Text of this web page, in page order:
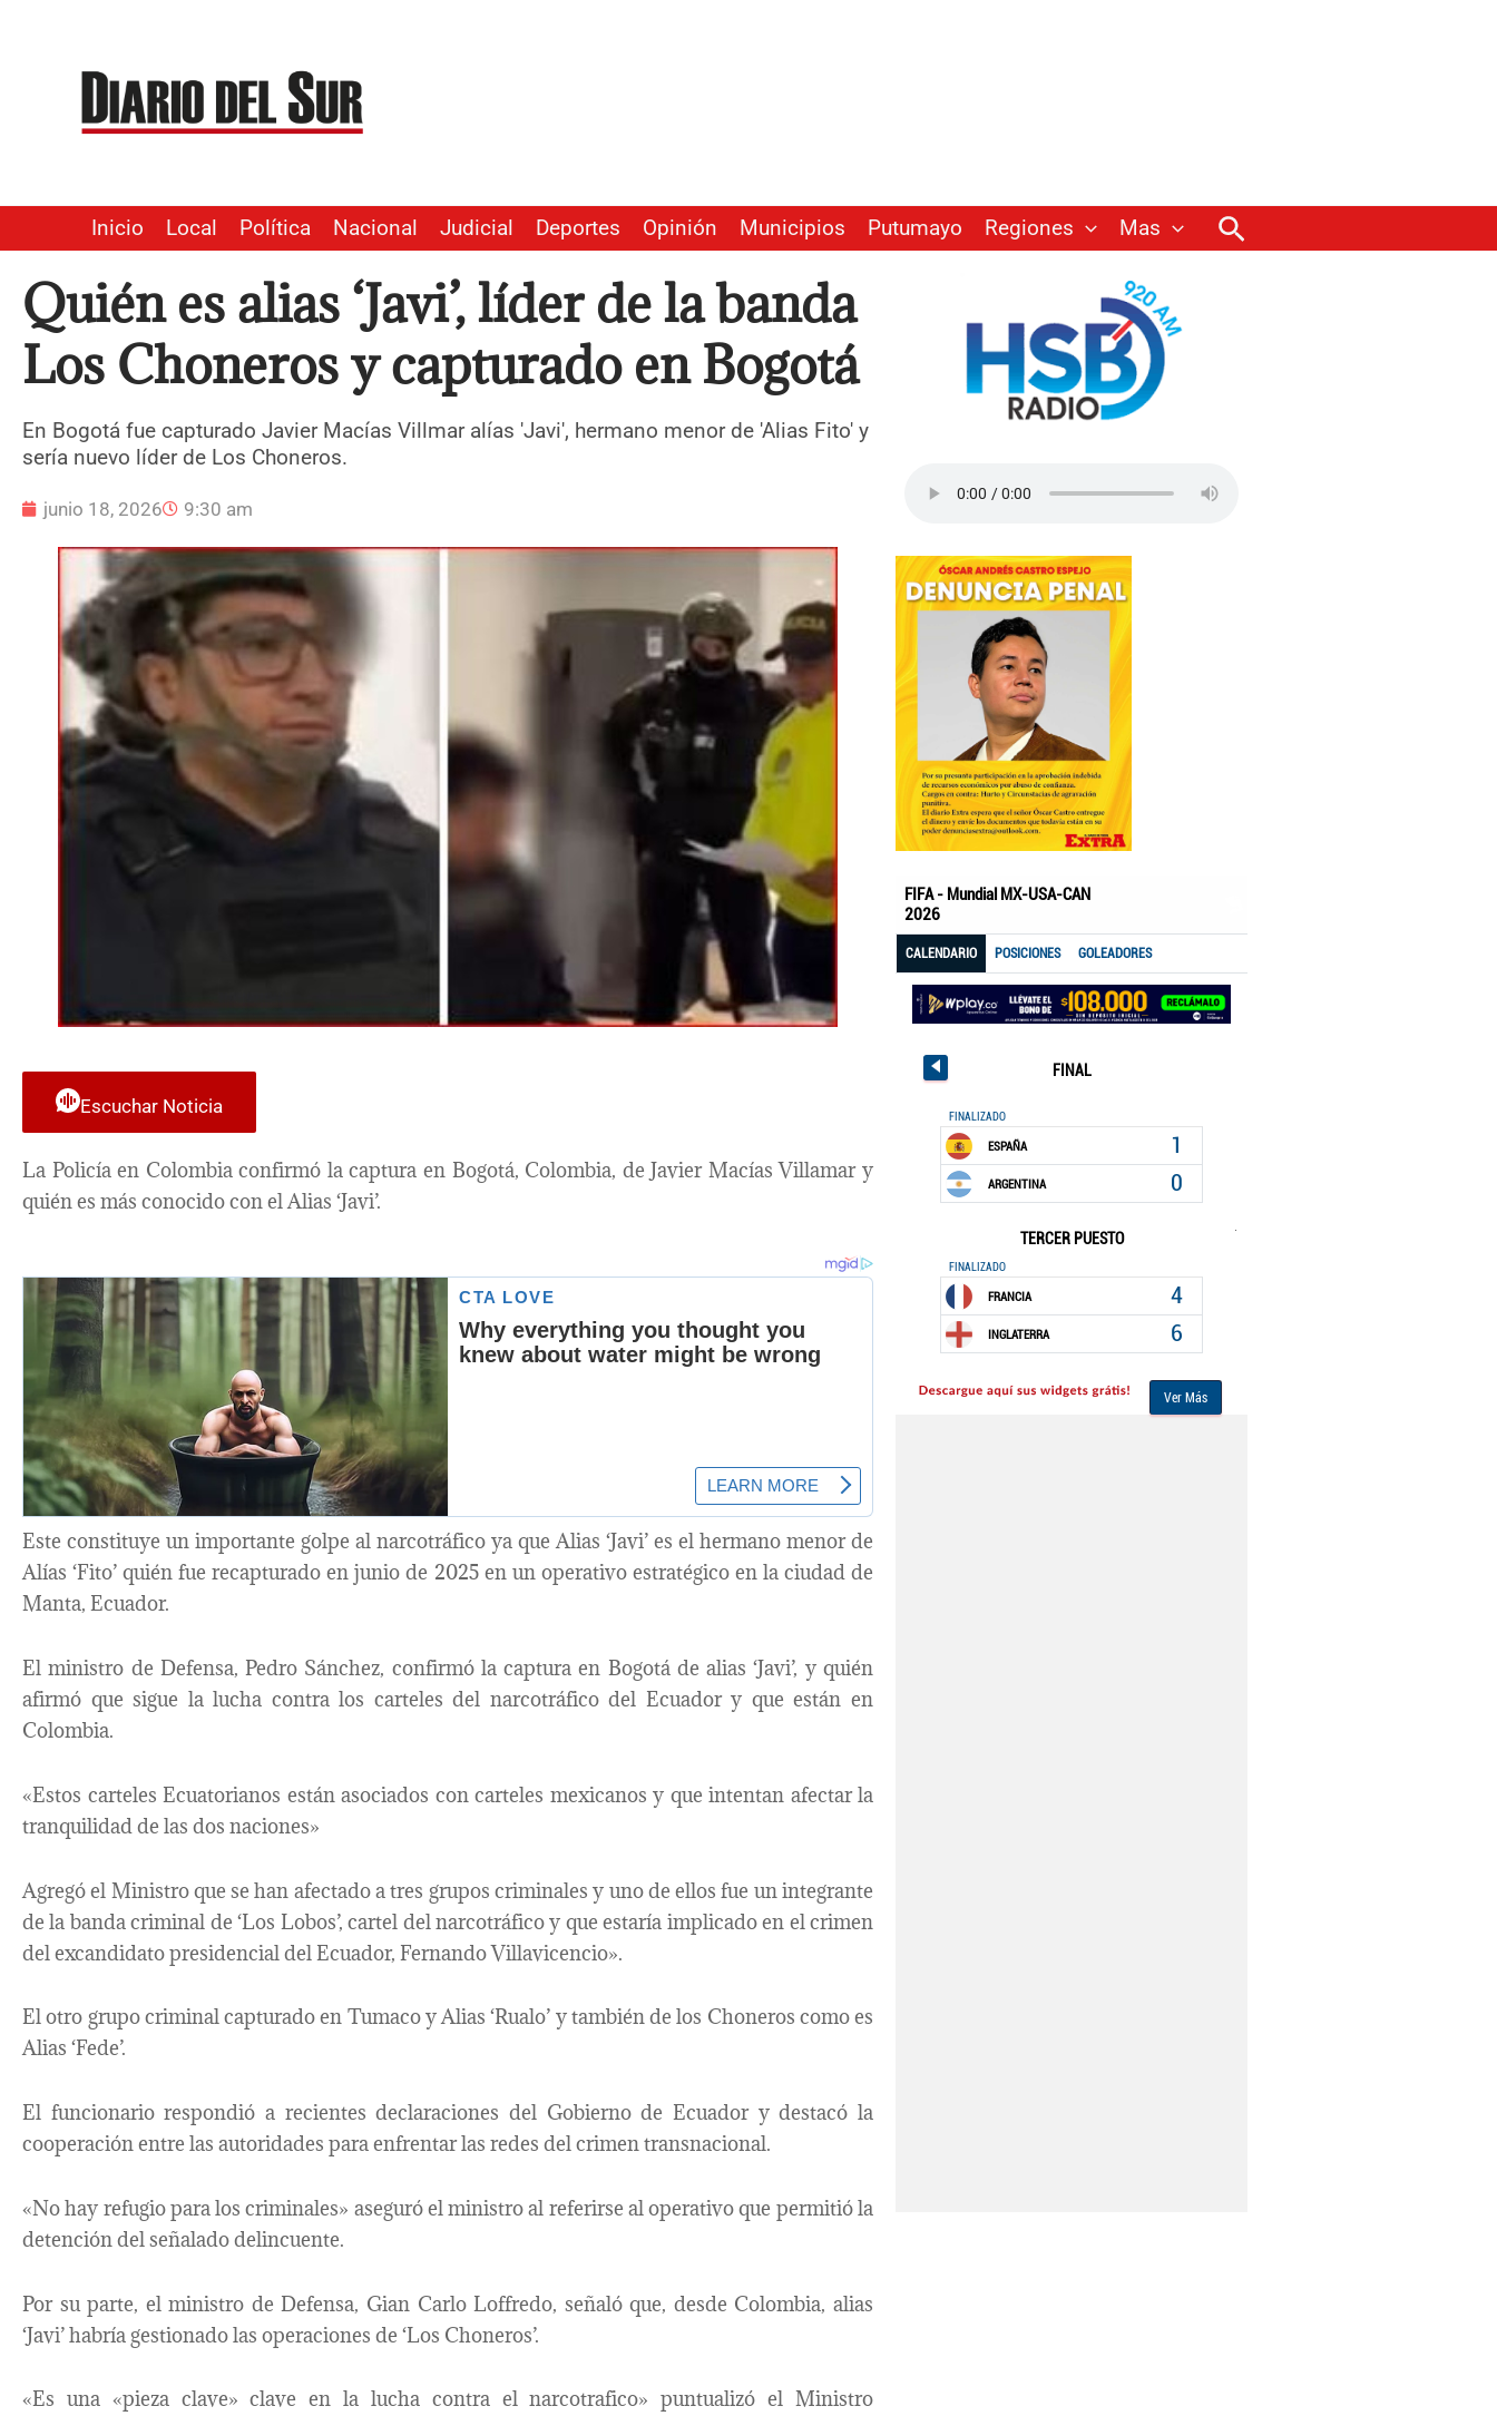
contenido
Inicio Local Política Nacional Judicial Deportes Opinión Municipios Putumayo Regiones Mas Buscar
Quién es alias ‘Javi’, líder de la banda
Los Choneros y capturado en Bogotá
En Bogotá fue capturado Javier Macías Villmar alías 'Javi', hermano menor de 'Alias Fito' y
sería nuevo líder de Los Choneros.
junio 18, 2026 9:30 am
Escuchar Noticia
La Policía en Colombia confirmó la captura en Bogotá, Colombia, de Javier Macías Villamar y
quién es más conocido con el Alias ‘Javi’.
Este constituye un importante golpe al narcotráfico ya que Alias ‘Javi’ es el hermano menor de
Alías ‘Fito’ quién fue recapturado en junio de 2025 en un operativo estratégico en la ciudad de
Manta, Ecuador.
El ministro de Defensa, Pedro Sánchez, confirmó la captura en Bogotá de alias ‘Javi’, y quién
afirmó que sigue la lucha contra los carteles del narcotráfico del Ecuador y que están en
Colombia.
«Estos carteles Ecuatorianos están asociados con carteles mexicanos y que intentan afectar la
tranquilidad de las dos naciones»
Agregó el Ministro que se han afectado a tres grupos criminales y uno de ellos fue un integrante
de la banda criminal de ‘Los Lobos’, cartel del narcotráfico y que estaría implicado en el crimen
del excandidato presidencial del Ecuador, Fernando Villavicencio».
El otro grupo criminal capturado en Tumaco y Alias ‘Rualo’ y también de los Choneros como es
Alias ‘Fede’.
El funcionario respondió a recientes declaraciones del Gobierno de Ecuador y destacó la
cooperación entre las autoridades para enfrentar las redes del crimen transnacional.
«No hay refugio para los criminales» aseguró el ministro al referirse al operativo que permitió la
detención del señalado delincuente.
Por su parte, el ministro de Defensa, Gian Carlo Loffredo, señaló que, desde Colombia, alias
‘Javi’ habría gestionado las operaciones de ‘Los Choneros’.
«Es una «pieza clave» clave en la lucha contra el narcotrafico» puntualizó el Ministro